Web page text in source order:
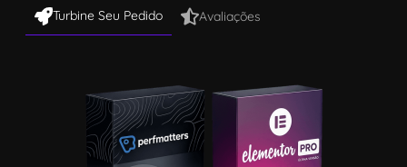
Turbine Seu Pedido Avaliações